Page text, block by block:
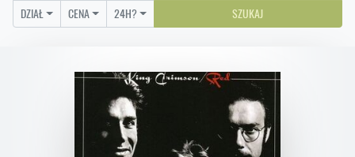
DZIAŁ CENA 24H? SZUKAJ